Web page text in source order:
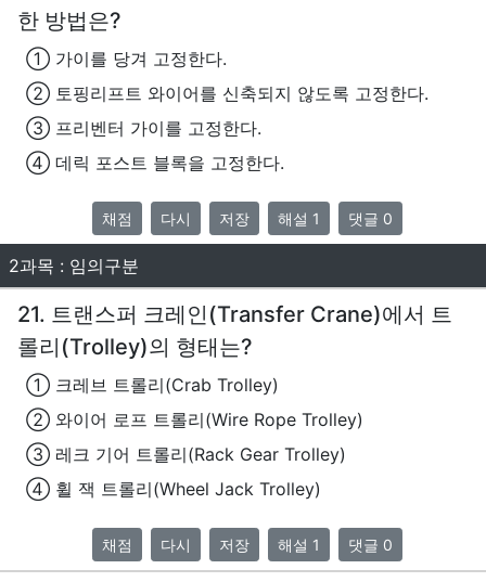
한 방법은?
① 가이를 당겨 고정한다.
② 토핑리프트 와이어를 신축되지 않도록 고정한다.
③ 프리벤터 가이를 고정한다.
④ 데릭 포스트 블록을 고정한다.
채점 다시 저장 해설 1 댓글 0
2과목 : 임의구분
21. 트랜스퍼 크레인(Transfer Crane)에서 트
롤리(Trolley)의 형태는?
① 크레브 트롤리(Crab Trolley)
② 와이어 로프 트롤리(Wire Rope Trolley)
③ 레크 기어 트롤리(Rack Gear Trolley)
④ 휠 잭 트롤리(Wheel Jack Trolley)
채점 다시 저장 해설 1 댓글 0